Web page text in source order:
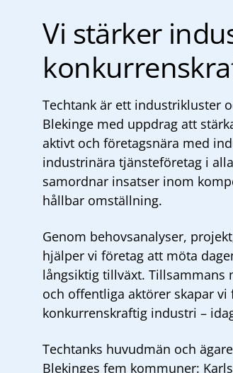
Vi stärker
Techtank är ett industrikluster
Blekinge med uppdrag att
aktivt och företagsnära med
industrinära tjänsteföretag i
samordnar insatser inom
hållbar omställning.
Genom behovsanalyser,
hjälper vi företag att möta
långsiktig tillväxt. Tillsammans
och offentliga aktörer skapar
konkurrenskraftig industri –
Techtanks huvudmän och ägare
Blekinges fem kommuner: